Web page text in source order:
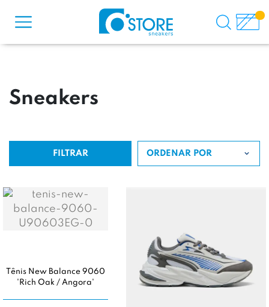
Sneakers
FILTRAR ORDENAR POR
Tênis New Balance 9060
'Rich Oak / Angora'